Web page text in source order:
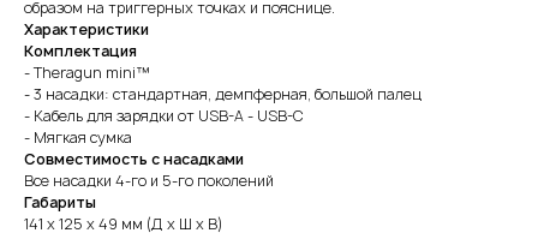
образом на триггерных точках и пояснице.
Характеристики
Комплектация
- Theragun mini™
- 3 насадки: стандартная, демпферная, большой палец
- Кабель для зарядки от USB-A - USB-C
- Мягкая сумка
Совместимость с насадками
Все насадки 4-го и 5-го поколений
Габариты
141 x 125 x 49 мм (Д х Ш х В)